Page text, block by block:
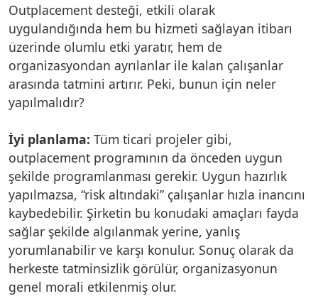
Outplacement desteği, etkili olarak
uygulandığında hem bu hizmeti sağlayan itibarı
üzerinde olumlu etki yaratır, hem de
organizasyondan ayrılanlar ile kalan çalışanlar
arasında tatmini artırır. Peki, bunun için neler
yapılmalıdır?
İyi planlama: Tüm ticari projeler gibi,
outplacement programının da önceden uygun
şekilde programlanması gerekir. Uygun hazırlık
yapılmazsa, “risk altındaki” çalışanlar hızla inancını
kaybedebilir. Şirketin bu konudaki amaçları fayda
sağlar şekilde algılanmak yerine, yanlış
yorumlanabilir ve karşı konulur. Sonuç olarak da
herkeste tatminsizlik görülür, organizasyonun
genel morali etkilenmiş olur.